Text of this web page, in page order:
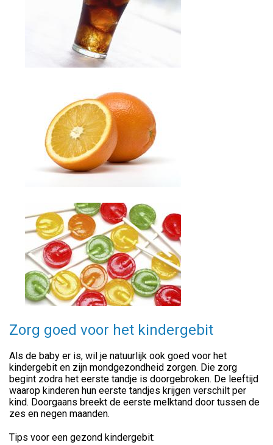
Zorg goed voor het kindergebit
Als de baby er is, wil je natuurlijk ook goed voor het
kindergebit en zijn mondgezondheid zorgen. Die zorg
begint zodra het eerste tandje is doorgebroken. De leeftijd
waarop kinderen hun eerste tandjes krijgen verschilt per
kind. Doorgaans breekt de eerste melktand door tussen de
zes en negen maanden.
Tips voor een gezond kindergebit: